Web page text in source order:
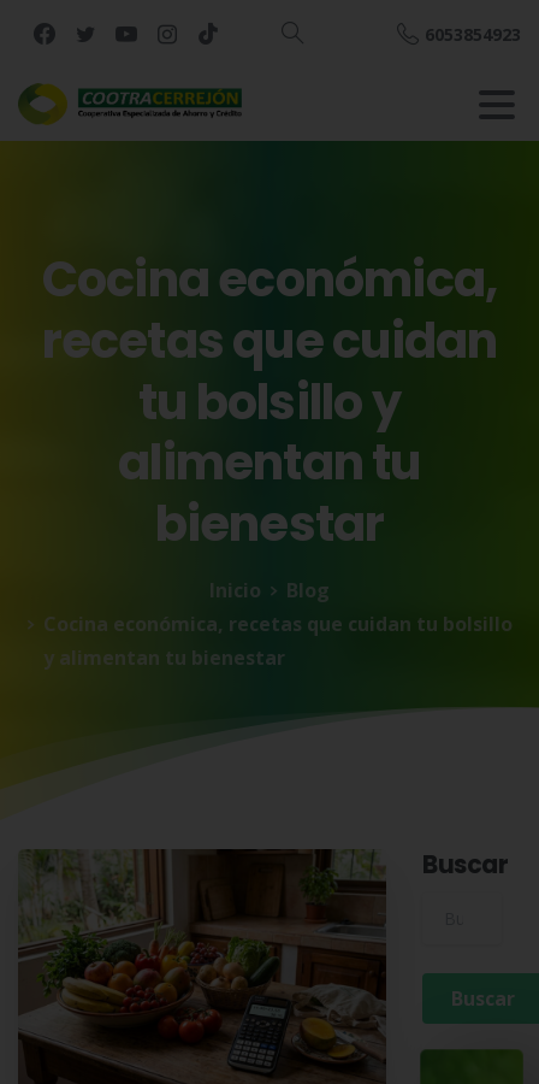
Buscar
6053854923
Cocinaeconómica,
recetasquecuidan
tubolsilloy
alimentantu
bienestar
Inicio
Blog
Cocina económica, recetas que cuidan tu bolsillo
y alimentan tu bienestar
Buscar